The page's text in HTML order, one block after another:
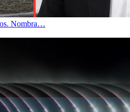
Nombra…